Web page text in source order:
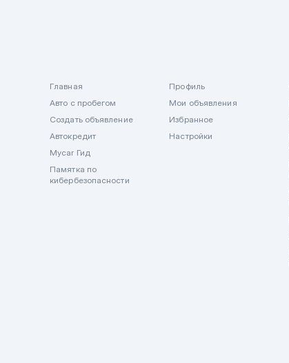
Главная
Авто с пробегом
Создать объявление
Автокредит
Mycar Гид
Памятка по
кибербезопасности
Профиль
Мои объявления
Избранное
Настройки